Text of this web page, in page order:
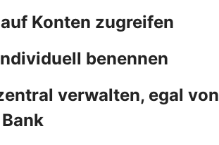
Konten zugreifen
benennen
verwalten, egal von